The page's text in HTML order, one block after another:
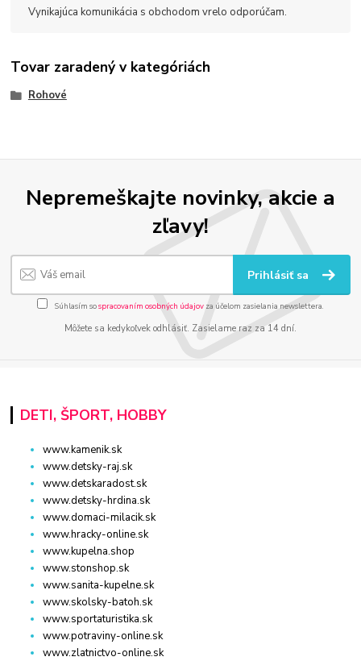
Vynikajúca komunikácia s obchodom vrelo odporúčam.
Tovar zaradený v kategóriách
Rohové
Nepremeškajte novinky, akcie a
zľavy!
Prihlásiť sa
Súhlasím sospracovaním osobných údajov za účelom zasielania newslettera.
Môžete sa kedykoľvek odhlásiť. Zasielame raz za 14 dní.
DETI, ŠPORT, HOBBY
www.kamenik.sk
www.detsky-raj.sk
www.detskaradost.sk
www.detsky-hrdina.sk
www.domaci-milacik.sk
www.hracky-online.sk
www.kupelna.shop
www.stonshop.sk
www.sanita-kupelne.sk
www.skolsky-batoh.sk
www.sportaturistika.sk
www.potraviny-online.sk
www.zlatnictvo-online.sk